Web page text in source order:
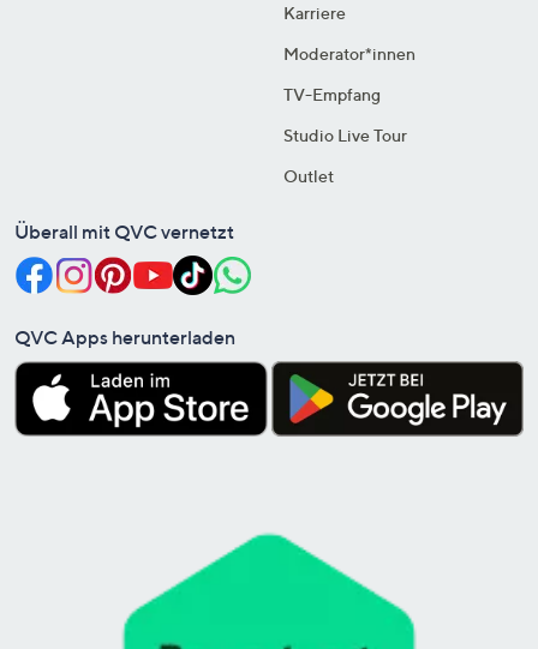
Karriere
Moderator*innen
TV-Empfang
Studio Live Tour
Outlet
Überall mit QVC vernetzt
QVC Apps herunterladen